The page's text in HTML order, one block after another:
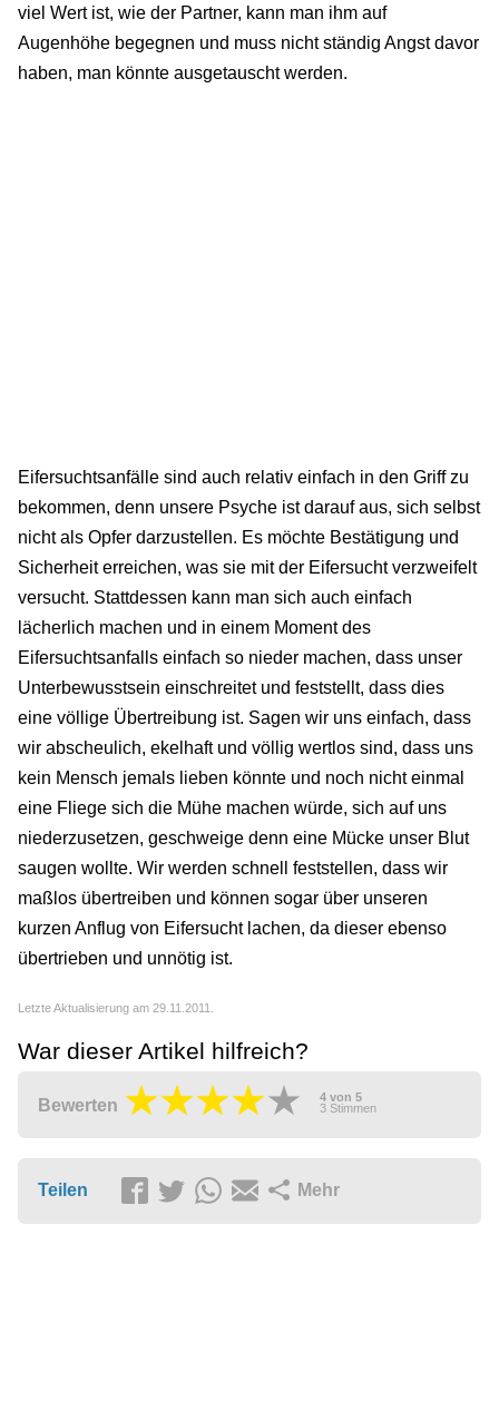
viel Wert ist, wie der Partner, kann man ihm auf
Augenhöhe begegnen und muss nicht ständig Angst davor
haben, man könnte ausgetauscht werden.
Eifersuchtsanfälle sind auch relativ einfach in den Griff zu
bekommen, denn unsere Psyche ist darauf aus, sich selbst
nicht als Opfer darzustellen. Es möchte Bestätigung und
Sicherheit erreichen, was sie mit der Eifersucht verzweifelt
versucht. Stattdessen kann man sich auch einfach
lächerlich machen und in einem Moment des
Eifersuchtsanfalls einfach so nieder machen, dass unser
Unterbewusstsein einschreitet und feststellt, dass dies
eine völlige Übertreibung ist. Sagen wir uns einfach, dass
wir abscheulich, ekelhaft und völlig wertlos sind, dass uns
kein Mensch jemals lieben könnte und noch nicht einmal
eine Fliege sich die Mühe machen würde, sich auf uns
niederzusetzen, geschweige denn eine Mücke unser Blut
saugen wollte. Wir werden schnell feststellen, dass wir
maßlos übertreiben und können sogar über unseren
kurzen Anflug von Eifersucht lachen, da dieser ebenso
übertrieben und unnötig ist.
Letzte Aktualisierung am 29.11.2011.
War dieser Artikel hilfreich?
Bewerten 4 von 5
3 Stimmen
Teilen Mehr